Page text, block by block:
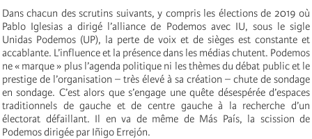
Dans chacun des scrutins suivants, y compris les élections de 2019 où
Pablo Iglesias a dirigé l’alliance de Podemos avec IU, sous le sigle
Unidas Podemos (UP), la perte de voix et de sièges est constante et
accablante. L’influence et la présence dans les médias chutent. Podemos
ne « marque » plus l’agenda politique ni les thèmes du débat public et le
prestige de l’organisation – très élevé à sa création – chute de sondage
en sondage. C’est alors que s’engage une quête désespérée d’espaces
traditionnels de gauche et de centre gauche à la recherche d’un
électorat défaillant. Il en va de même de Más País, la scission de
Podemos dirigée par Iñigo Errejón.